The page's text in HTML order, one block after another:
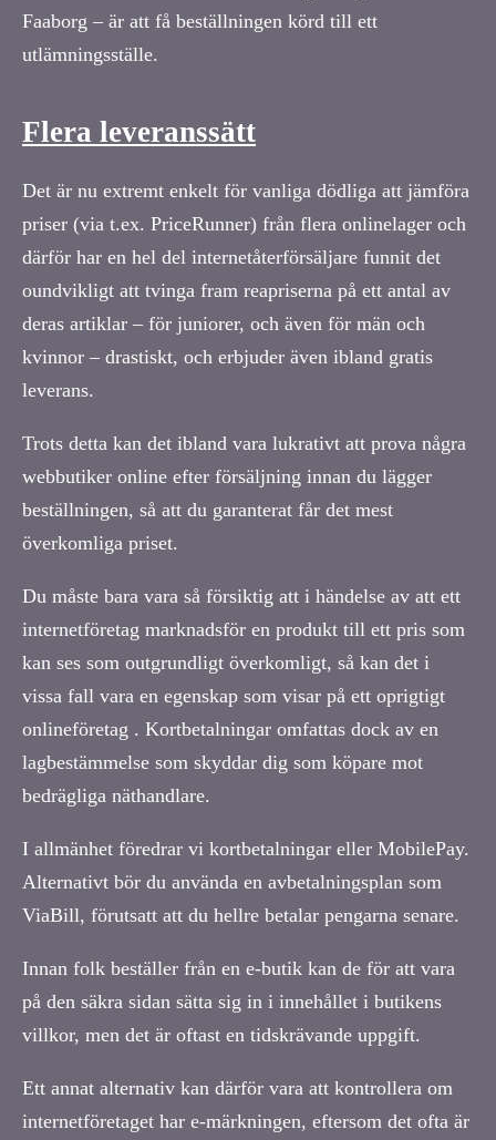
Faaborg – är att få beställningen körd till ett
utlämningsställe.
Flera leveranssätt
Det är nu extremt enkelt för vanliga dödliga att jämföra
priser (via t.ex. PriceRunner) från flera onlinelager och
därför har en hel del internetåterförsäljare funnit det
oundvikligt att tvinga fram reapriserna på ett antal av
deras artiklar – för juniorer, och även för män och
kvinnor – drastiskt, och erbjuder även ibland gratis
leverans.
Trots detta kan det ibland vara lukrativt att prova några
webbutiker online efter försäljning innan du lägger
beställningen, så att du garanterat får det mest
överkomliga priset.
Du måste bara vara så försiktig att i händelse av att ett
internetföretag marknadsför en produkt till ett pris som
kan ses som outgrundligt överkomligt, så kan det i
vissa fall vara en egenskap som visar på ett oprigtigt
onlineföretag . Kortbetalningar omfattas dock av en
lagbestämmelse som skyddar dig som köpare mot
bedrägliga näthandlare.
I allmänhet föredrar vi kortbetalningar eller MobilePay.
Alternativt bör du använda en avbetalningsplan som
ViaBill, förutsatt att du hellre betalar pengarna senare.
Innan folk beställer från en e-butik kan de för att vara
på den säkra sidan sätta sig in i innehållet i butikens
villkor, men det är oftast en tidskrävande uppgift.
Ett annat alternativ kan därför vara att kontrollera om
internetföretaget har e-märkningen, eftersom det ofta är